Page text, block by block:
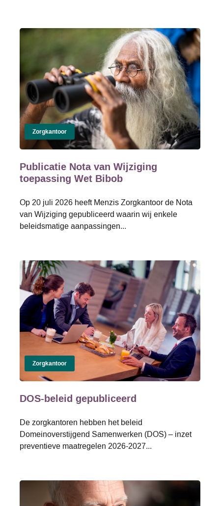
Zorgkantoor
Publicatie Nota van Wijziging
toepassing Wet Bibob
Op 20 juli 2026 heeft Menzis Zorgkantoor de Nota
van Wijziging gepubliceerd waarin wij enkele
beleidsmatige aanpassingen...
Zorgkantoor
DOS-beleid gepubliceerd
De zorgkantoren hebben het beleid
Domeinoverstijgend Samenwerken (DOS) – inzet
preventieve maatregelen 2026-2027...